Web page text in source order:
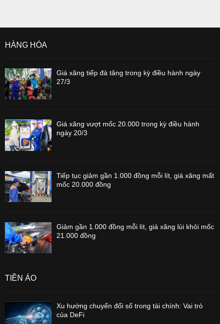
HÀNG HÓA
Giá xăng tiếp đà tăng trong kỳ điều hành ngày
27/3
Giá xăng vượt mốc 20.000 trong kỳ điều hành
ngày 20/3
Tiếp tục giảm gần 1.000 đồng mỗi lít, giá xăng mất
mốc 20.000 đồng
Giảm gần 1.000 đồng mỗi lít, giá xăng lùi khỏi mốc
21.000 đồng
TIỀN ẢO
Xu hướng chuyển đổi số trong tài chính: Vai trò
của DeFi